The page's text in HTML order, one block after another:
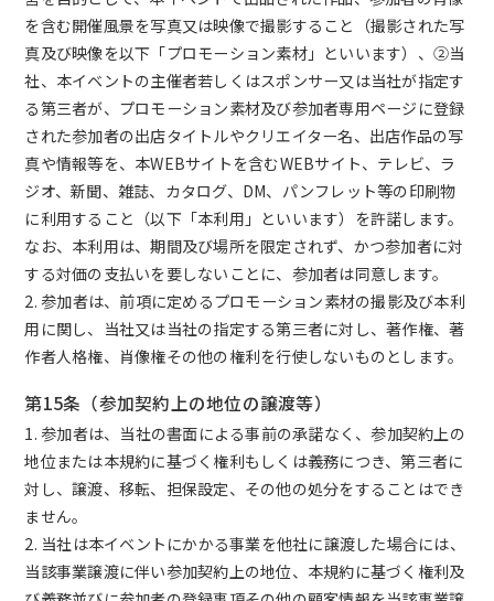
を含む開催風景を写真又は映像で撮影すること（撮影された写
真及び映像を以下「プロモーション素材」といいます）、②当
社、本イベントの主催者若しくはスポンサー又は当社が指定す
る第三者が、プロモーション素材及び参加者専用ページに登録
された参加者の出店タイトルやクリエイター名、出店作品の写
真や情報等を、本WEBサイトを含むWEBサイト、テレビ、ラ
ジオ、新聞、雑誌、カタログ、DM、パンフレット等の印刷物
に利用すること（以下「本利用」といいます）を許諾します。
なお、本利用は、期間及び場所を限定されず、かつ参加者に対
する対価の支払いを要しないことに、参加者は同意します。
2. 参加者は、前項に定めるプロモーション素材の撮影及び本利
用に関し、当社又は当社の指定する第三者に対し、著作権、著
作者人格権、肖像権その他の権利を行使しないものとします。
第15条（参加契約上の地位の譲渡等）
1. 参加者は、当社の書面による事前の承諾なく、参加契約上の
地位または本規約に基づく権利もしくは義務につき、第三者に
対し、譲渡、移転、担保設定、その他の処分をすることはでき
ません。
2. 当社は本イベントにかかる事業を他社に譲渡した場合には、
当該事業譲渡に伴い参加契約上の地位、本規約に基づく権利及